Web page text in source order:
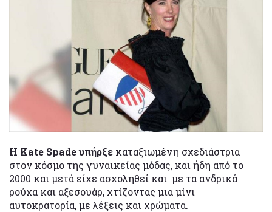
Η Kate Spadeυπήρξε καταξιωμένη σχεδιάστρια
στον κόσμο της γυναικείας μόδας, και ήδη από το
2000 και μετά είχε ασχοληθεί και με τα ανδρικά
ρούχα και αξεσουάρ, χτίζοντας μια μίνι
αυτοκρατορία, με λέξεις και χρώματα.